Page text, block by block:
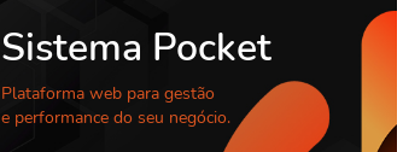
Sistema Pocket
Plataforma web para gestão
e performance do seu negócio.